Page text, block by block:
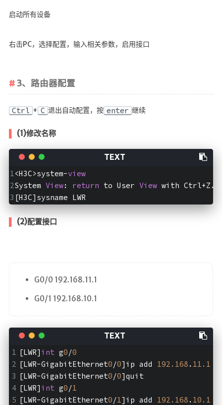
启动所有设备
右击PC，选择配置，输入相关参数，启用接口
3、路由器配置
Ctrl + C 退出自动配置，按 enter 继续
(1)修改名称
<H3C>system-view
System View: return to User View with Ctrl+Z.
[H3C]sysname LWR
(2)配置接口
G0/0 192.168.11.1
G0/1 192.168.10.1
[LWR] int g0 /0
[LWR-GigabitEthernet0 /0]ip add 192.168 . 11.1
[LWR-GigabitEthernet0 /0]quit
[LWR] int g0 /1
[LWR-GigabitEthernet0 /1 ]ip add 192.168 . 10.1